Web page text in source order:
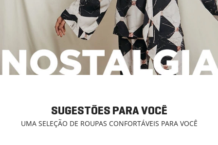
SUGESTÕES PARA VOCÊ
UMA SELEÇÃO DE ROUPAS CONFORTÁVEIS PARA VOCÊ